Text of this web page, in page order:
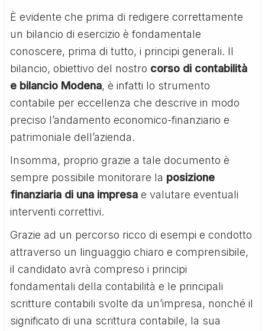
È evidente che prima di redigere correttamente
un bilancio di esercizio è fondamentale
conoscere, prima di tutto, i principi generali. Il
bilancio, obiettivo del nostro corso di contabilità
e bilancio Modena, è infatti lo strumento
contabile per eccellenza che descrive in modo
preciso l’andamento economico-finanziario e
patrimoniale dell’azienda.
Insomma, proprio grazie a tale documento è
sempre possibile monitorare la posizione
finanziaria di una impresae valutare eventuali
interventi correttivi.
Grazie ad un percorso ricco di esempi e condotto
attraverso un linguaggio chiaro e comprensibile,
il candidato avrà compreso i principi
fondamentali della contabilità e le principali
scritture contabili svolte da un’impresa, nonché il
significato di una scrittura contabile, la sua